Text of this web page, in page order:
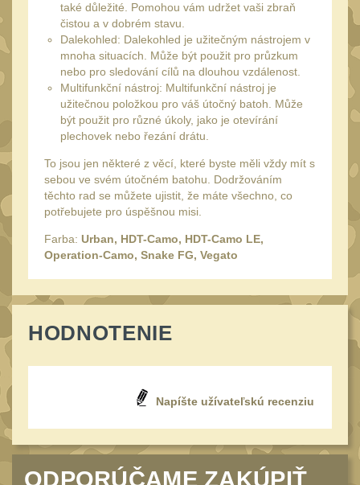
Laserové značkovače
Nabíjačky 17
Adaptér pro nabíječku8
Akumulátory a baterie 7
18650
14500 / AA / AAA
16340 a CR1231
Držiaky a
Náhradné diely7
Nosiče plátů a vesty18
Ponča a pláštěnky 11
také důležité. Pomohou vám udržet vaši zbraň
čistou a v dobrém stavu.
Dalekohled: Dalekohled je užitečným nástrojem v
mnoha situacích. Může být použit pro průzkum
nebo pro sledování cílů na dlouhou vzdálenost.
Multifunkční nástroj: Multifunkční nástroj je
užitečnou položkou pro váš útočný batoh. Může
být použit pro různé úkoly, jako je otevírání
plechovek nebo řezání drátu.
To jsou jen některé z věcí, které byste měli vždy mít s
sebou ve svém útočném batohu. Dodržováním
těchto rad se můžete ujistit, že máte všechno, co
potřebujete pro úspěšnou misi.
Farba: Urban, HDT-Camo, HDT-Camo LE,
Operation-Camo, Snake FG, Vegato
HODNOTENIE
Napíšte užívateľskú recenziu
ODPORÚČAME ZAKÚPIŤ